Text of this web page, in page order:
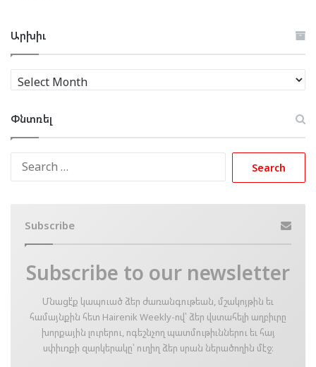
Արխիւ
Արխիւ
Փնտռել
Subscribe
Subscribe to our newsletter
Մնացէ՛ք կապուած ձեր ժառանգութեան, մշակոյթին եւ
համայնքին հետ Hairenik Weekly-ով՝ ձեր վստահելի աղբիւրը
խորքային լուրերու, ոգեշնչող պատմութիւններու եւ հայ
սփիւռքի զարկերակը՝ ուղիղ ձեր սրան ներածողին մէջ։